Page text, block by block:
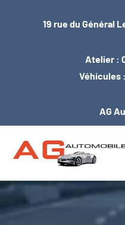
19 rue du Général
Atelier :
Véhicules :
AG
ACCUEIL